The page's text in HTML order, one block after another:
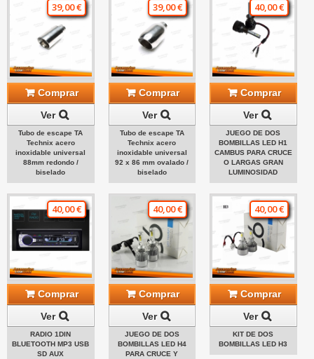
39,00 €
Comprar
Ver
Tubo de escape TA
Technix acero
inoxidable universal
88mm redondo /
biselado
39,00 €
Comprar
Ver
Tubo de escape TA
Technix acero
inoxidable universal
92 x 86 mm ovalado /
biselado
40,00 €
Comprar
Ver
JUEGO DE DOS
BOMBILLAS LED H1
CAMBUS PARA CRUCE
O LARGAS GRAN
LUMINOSIDAD
40,00 €
Comprar
Ver
RADIO 1DIN
BLUETOOTH MP3 USB
SD AUX
40,00 €
Comprar
Ver
JUEGO DE DOS
BOMBILLAS LED H4
PARA CRUCE Y
40,00 €
Comprar
Ver
KIT DE DOS
BOMBILLAS LED H3